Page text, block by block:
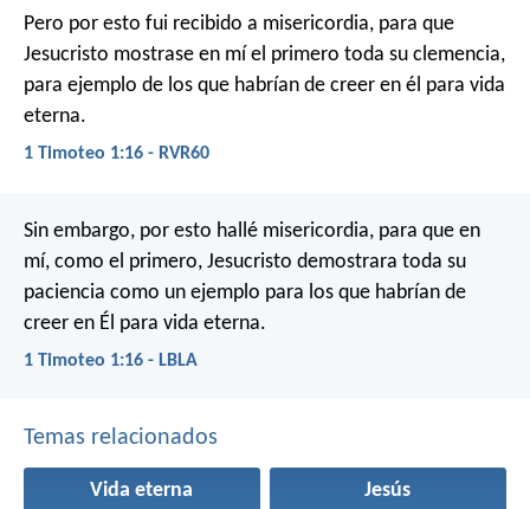
Pero por esto fui recibido a misericordia, para que
Jesucristo mostrase en mí el primero toda su clemencia,
para ejemplo de los que habrían de creer en él para vida
eterna.
1 Timoteo 1:16 - RVR60
Sin embargo, por esto hallé misericordia, para que en
mí, como el primero, Jesucristo demostrara toda su
paciencia como un ejemplo para los que habrían de
creer en Él para vida eterna.
1 Timoteo 1:16 - LBLA
Temas relacionados
Vida eterna Jesús